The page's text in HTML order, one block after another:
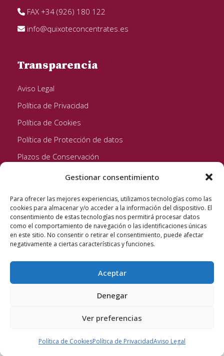
Gestionar consentimiento
Para ofrecer las mejores experiencias, utilizamos tecnologías como las
cookies para almacenar y/o acceder a la información del dispositivo. El
consentimiento de estas tecnologías nos permitirá procesar datos
como el comportamiento de navegación o las identificaciones únicas
en este sitio. No consentir o retirar el consentimiento, puede afectar
negativamente a ciertas características y funciones.
Aceptar
Denegar
Ver preferencias
Política de CookiesPolítica de PrivacidadAviso Legal
FAX +34 (926) 180 122
info@quixoteconcentrates.es
Transparencia
Aviso Legal
Política de Privacidad
Política de Cookies
Política de Protección de datos
Plazos de Conservación
Seguinos!
Quixote Concentrates S.L. 2022 © Reservados todos los
derechos